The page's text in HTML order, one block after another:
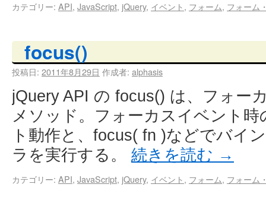
カテゴリー: API, JavaScript, jQuery, イベント, フォーム, フォーム
focus()
投稿日: 2011年8月29日 作成者: alphasis
jQuery API の focus() は、フォー
メソッド。フォーカスイベント
ト動作と、focus( fn )などでバイ
ラを実行する。 続きを読む →
カテゴリー: API, JavaScript, jQuery, イベント, フォーム, フォーム